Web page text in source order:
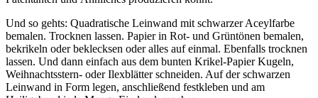
Und so gehts: Quadratische Leinwand mit schwarzer Aceylfarbe
bemalen. Trocknen lassen. Papier in Rot- und Grüntönen bemalen,
bekrikeln oder beklecksen oder alles auf einmal. Ebenfalls trocknen
lassen. Und dann einfach aus dem bunten Krikel-Papier Kugeln,
Weihnachtsstern- oder Ilexblätter schneiden. Auf der schwarzen
Leinwand in Form legen, anschließend festkleben und am